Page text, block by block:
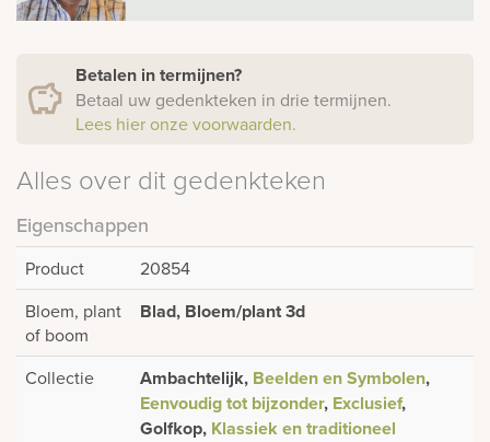
Betalen in termijnen?
Betaal uw gedenkteken in drie termijnen.
Lees hier onze voorwaarden.
Alles over dit gedenkteken
Eigenschappen
Product
20854
Bloem, plant
of boom
Blad, Bloem/plant 3d
Collectie Ambachtelijk, Beelden en Symbolen,
Eenvoudig tot bijzonder, Exclusief,
Golfkop, Klassiek en traditioneel